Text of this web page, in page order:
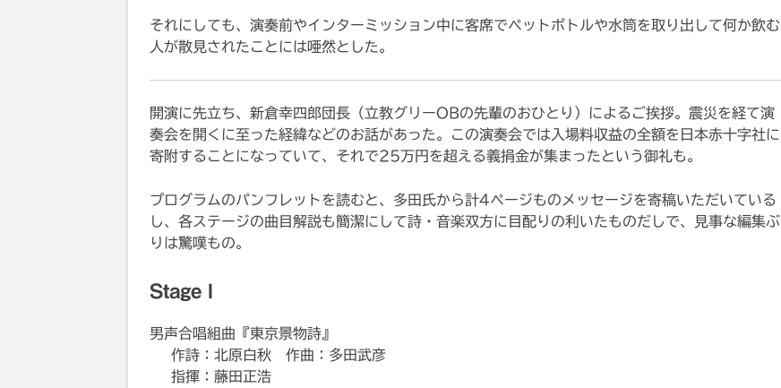
それにしても、演奏前やインターミッション中に客席でペットボトルや水筒を取り出して何か飲む
人が散見されたことには唖然とした。
開演に先立ち、新倉幸四郎団長（立教グリーOBの先輩のおひとり）によるご挨拶。震災を経て演
奏会を開くに至った経緯などのお話があった。この演奏会では入場料収益の全額を日本赤十字社に
寄附することになっていて、それで25万円を超える義捐金が集まったという御礼も。
プログラムのパンフレットを読むと、多田氏から計4ページものメッセージを寄稿いただいている
し、各ステージの曲目解説も簡潔にして詩・音楽双方に目配りの利いたものだしで、見事な編集ぶ
りは驚嘆もの。
Stage I
男声合唱組曲『東京景物詩』
作詩：北原白秋 作曲：多田武彦
指揮：藤田正浩